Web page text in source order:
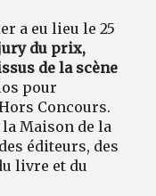
a eu lieu le 25
du prix,
de la scène
pour
Concours.
la Maison de la
éditeurs, des
livre et du